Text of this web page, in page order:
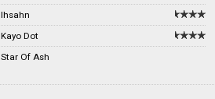
Ihsahn
Kayo Dot
Star Of Ash